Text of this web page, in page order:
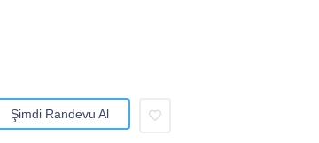
Şimdi Randevu Al